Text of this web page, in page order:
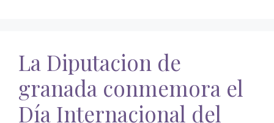
La Diputacion de
granada conmemora el
Día Internacional del